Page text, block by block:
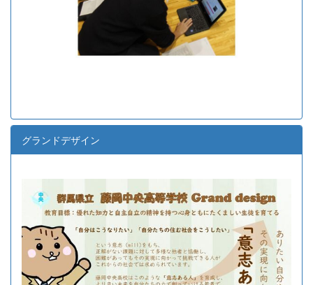
グランドデザイン